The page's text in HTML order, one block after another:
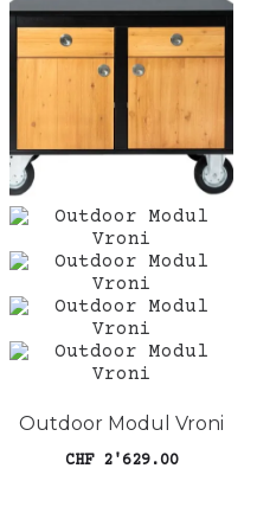
Outdoor Modul Vroni
CHF2'629.00